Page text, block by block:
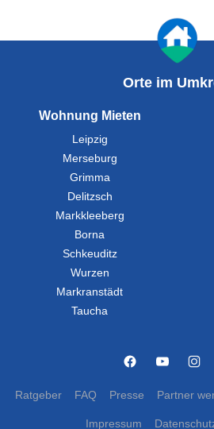
Orte im
Wohnung Mieten
Leipzig
Merseburg
Grimma
Delitzsch
Markkleeberg
Borna
Schkeuditz
Wurzen
Markranstädt
Taucha
Ratgeber FAQ Presse Partner
Impressum